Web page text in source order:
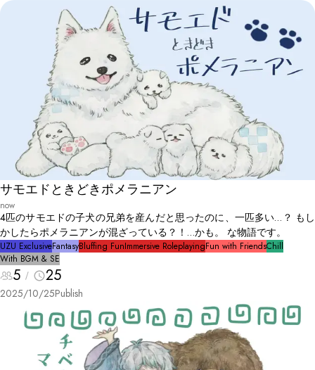
サモエドときどきポメラニアン
now
4匹のサモエドの子犬の兄弟を産んだと思ったのに、一匹多い…？ もし
かしたらポメラニアンが混ざっている？！…かも。 な物語です。
UZU ExclusiveFantasyBluffing FunImmersive RoleplayingFun with FriendsChill
With BGM & SE
5 25
2025/10/25Publish